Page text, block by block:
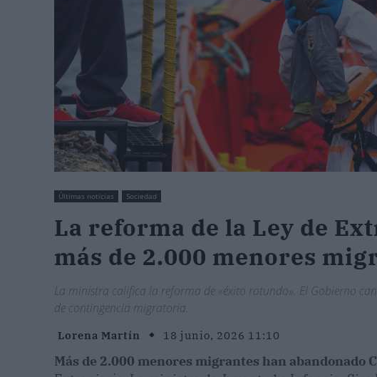
Últimas noticias Sociedad
La reforma de la Ley de
más de 2.000 menores
La ministra califica la reforma de «éxito rotundo». El Gobierno
de contingencia migratoria.
Lorena Martín 18 junio, 2026 11:10
Más de 2.000 menores migrantes han abandonado